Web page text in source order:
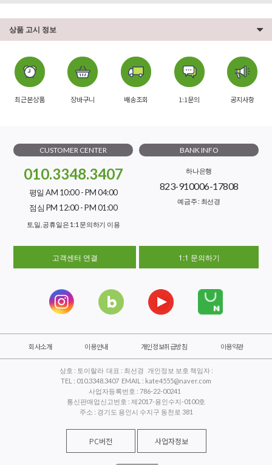
상품 고시 정보
최근본상품 장바구니 배송조회 1:1문의 공지사항
CUSTOMER CENTER
010.3348.3407
평일 AM 10:00 - PM 04:00
점심 PM 12:00 - PM 01:00
토,일, 공휴일은 1:1 문의하기 이용
BANK INFO
하나은행
823-910006-17808
예금주 : 최선경
고객센터 연결 1:1 문의하기
회사소개 이용안내 개인정보취급방침 이용약관
상호 : 토이랄라 대표 : 최선경 개인정보 보호 책임자 :
TEL : 010.3348.3407 EMAIL : kate4555@naver.com
사업자등록번호 : 786-22-00241
통신판매업신고번호 : 제2017-용인수지-0100호
주소 : 경기도 용인시 수지구 동천로 381
PC버전 사업자정보